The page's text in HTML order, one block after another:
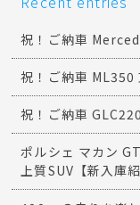
祝！ご納車
祝！ご納車 ML350
祝！ご納車
ポルシェ マカン
上質SUV【新入庫紹